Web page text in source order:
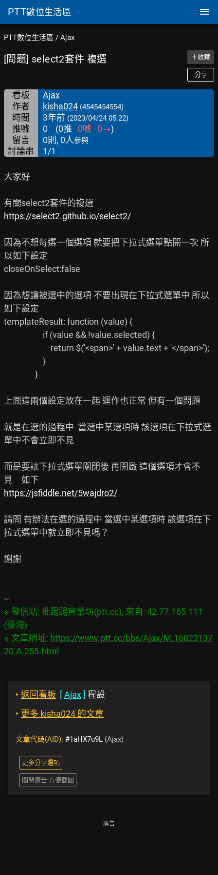
PTT數位生活區
PTT數位生活區 / Ajax
[問題] select2套件 複選 ＋收藏
分享
看板
Ajax
作者
kisha024 (4545454554)
時間 3年前 (2023/04/24 05:22)
推噓 0 (0推 0噓 0→)
留言
0則, 0人參與
討論串 1/1
大家好
https://select2.github.io/select2/
因為不想每選一個選項 就要把下拉式選單點開一次 所
以如下設定
closeOnSelect:false
因為想讓被選中的選項 不要出現在下拉式選單中 所以
如下設定
templateResult: function (value) {
上面這兩個設定放在一起 運作也正常 但有一個問題
就是在選的過程中  當選中某選項時 該選項在下拉式選
單中不會立即不見
而是要讓下拉式選單關閉後 再開啟 這個選項才會不
https://jsfiddle.net/5wajdro2/
請問 有辦法在選的過程中 當選中某選項時 該選項在下
拉式選單中就立即不見嗎？
謝謝
※ 發信站: 批踢踢實業坊(ptt.cc), 來自: 42.77.165.111
(臺灣)
※ 文章網址: https://www.ptt.cc/bbs/Ajax/M.16823137
20.A.255.html
‣ 返回看板 [Ajax] 程設
‣ 更多 kisha024 的文章
文章代碼(AID): #1aHX7u9L (Ajax)
更多分享選項
關閉廣告 方便截圖
廣告